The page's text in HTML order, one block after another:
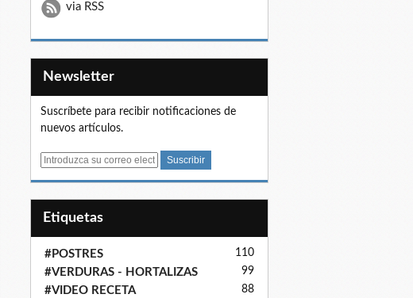
via RSS
Newsletter
Suscríbete para recibir notificaciones de
nuevos artículos.
E
Etiquetas
#POSTRES 110
#VERDURAS - HORTALIZAS 99
#VIDEO RECETA 88